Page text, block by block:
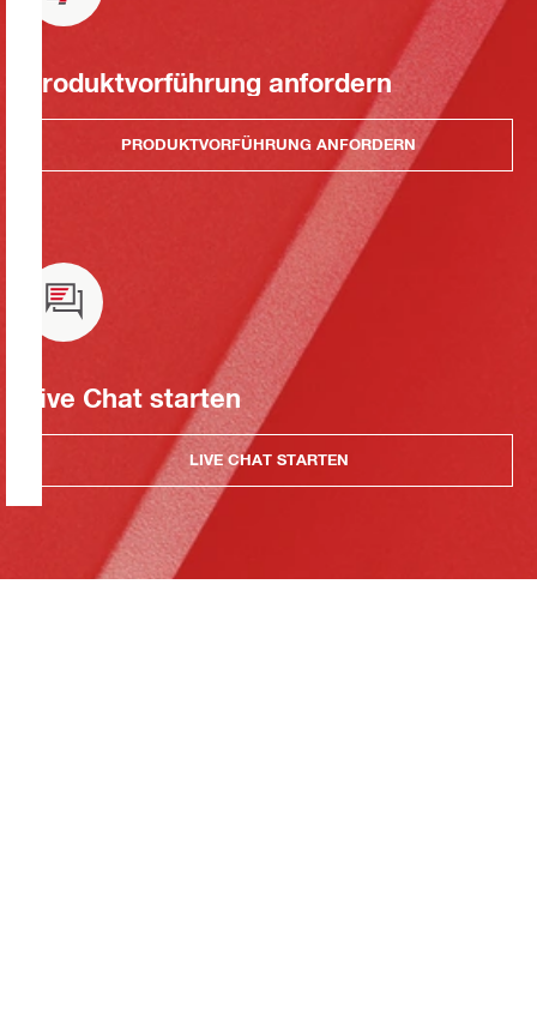
Produktvorführung anfordern
PRODUKTVORFÜHRUNG ANFORDERN
Live Chat starten
LIVE CHAT STARTEN